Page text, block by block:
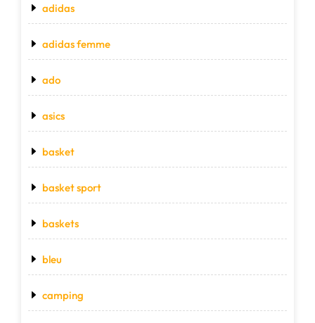
adidas
adidas femme
ado
asics
basket
basket sport
baskets
bleu
camping